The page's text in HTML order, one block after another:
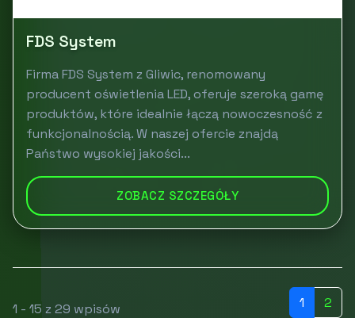
FDS System
Firma FDS System z Gliwic, renomowany
producent oświetlenia LED, oferuje szeroką gamę
produktów, które idealnie łączą nowoczesność z
funkcjonalnością. W naszej ofercie znajdą
Państwo wysokiej jakości...
ZOBACZ SZCZEGÓŁY
1 - 15 z 29 wpisów 1 2